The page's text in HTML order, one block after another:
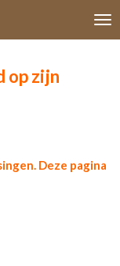
op zijn
Deze pagina